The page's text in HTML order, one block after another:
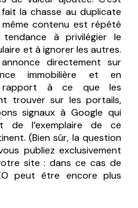
la chasse au duplicate
contenu est répété
à privilégier le
et à ignorer les autres.
directement sur
immobilière et en
rapport à ce que les
trouver sur les portails,
signaux à Google qui
de l’exemplaire de ce
(Bien sûr, la question
publiez exclusivement
site : dans ce cas de
peut être encore plus